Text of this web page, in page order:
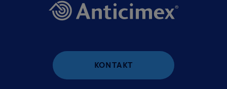
KONTAKT